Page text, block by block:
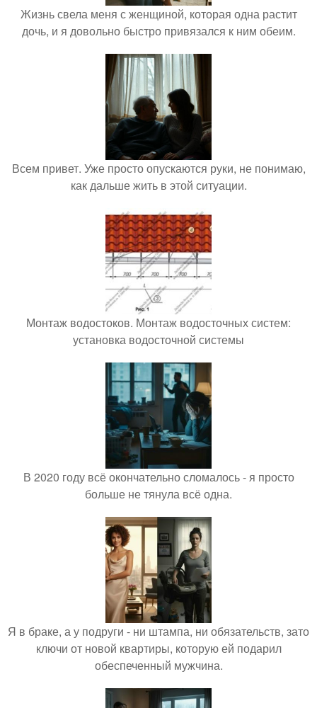
Жизнь свела меня с женщиной, которая одна растит
дочь, и я довольно быстро привязался к ним обеим.
Всем привет. Уже просто опускаются руки, не понимаю,
как дальше жить в этой ситуации.
Монтаж водостоков. Монтаж водосточных систем:
установка водосточной системы
В 2020 году всё окончательно сломалось - я просто
больше не тянула всё одна.
Я в браке, а у подруги - ни штампа, ни обязательств, зато
ключи от новой квартиры, которую ей подарил
обеспеченный мужчина.